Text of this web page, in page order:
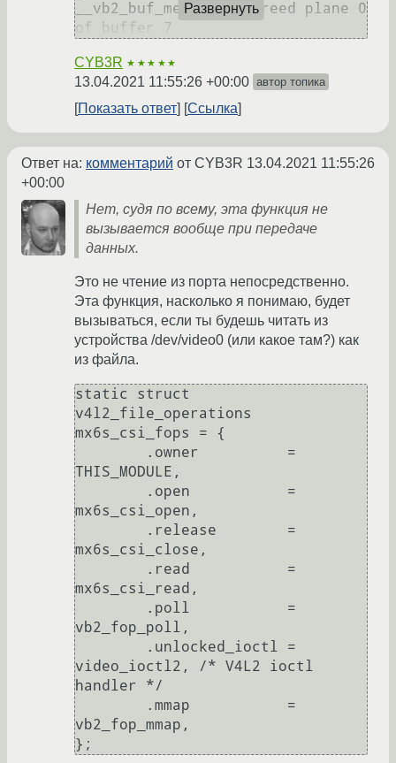
__vb2_buf_mem_free: freed plane 0
Развернуть
CYB3R ★★★★★
13.04.2021 11:55:26 +00:00 автор топика
Показать ответ Ссылка
Ответ на: комментарий от CYB3R 13.04.2021 11:55:26
+00:00
Нет, судя по всему, эта функция не
вызывается вообще при передаче
данных.
Это не чтение из порта непосредственно.
Эта функция, насколько я понимаю, будет
вызываться, если ты будешь читать из
устройства /dev/video0 (или какое там?) как
из файла.
static struct
v4l2_file_operations
mx6s_csi_fops = {
THIS_MODULE,
mx6s_csi_open,
mx6s_csi_close,
mx6s_csi_read,
vb2_fop_poll,
video_ioctl2, /* V4L2 ioctl
handler */
vb2_fop_mmap,